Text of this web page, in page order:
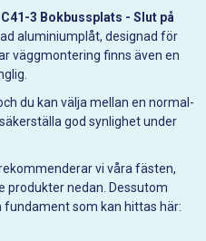
3 Bokbussplats - Slut på
aluminiumplåt, designad för
väggmontering finns även en
du kan välja mellan en normal-
god synlighet under
vi våra fästen,
produkter nedan. Dessutom
fundament som kan hittas här: